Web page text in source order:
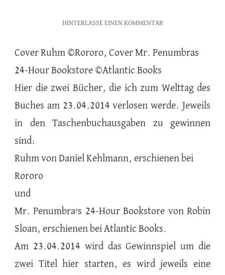
HINTERLASSE EINEN KOMMENTARZU
Cover Ruhm ©Rororo, Cover Mr. Penumbras
24-Hour Bookstore ©Atlantic Books
Hier die zwei Bücher, die ich zum Welttag des
Buches am 23.04.2014 verlosen werde. Jeweils
in den Taschenbuchausgaben zu gewinnen
sind:
Ruhm von Daniel Kehlmann, erschienen bei
Rororo
und
Mr. Penumbra’s 24-Hour Bookstore von Robin
Sloan, erschienen bei Atlantic Books.
Am 23.04.2014 wird das Gewinnspiel um die
zwei Titel hier starten, es wird jeweils eine